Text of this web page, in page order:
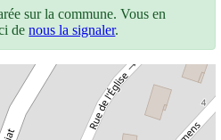
sur la commune. Vous en
denous la signaler.